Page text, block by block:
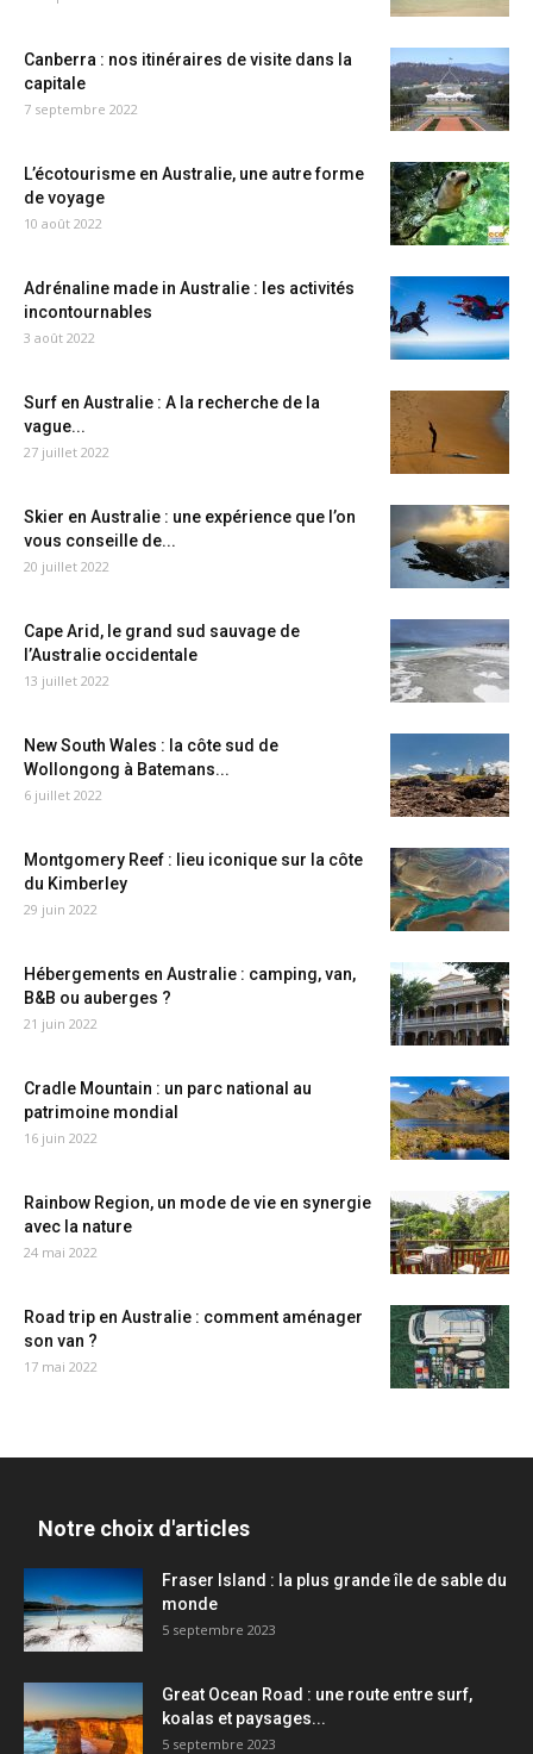
Canberra : nos itinéraires de visite dans la
capitale
7 septembre 2022
L’écotourisme en Australie, une autre forme
de voyage
10 août 2022
Adrénaline made in Australie : les activités
incontournables
3 août 2022
Surf en Australie : A la recherche de la
vague...
27 juillet 2022
Skier en Australie : une expérience que l’on
vous conseille de...
20 juillet 2022
Cape Arid, le grand sud sauvage de
l’Australie occidentale
13 juillet 2022
New South Wales : la côte sud de
Wollongong à Batemans...
6 juillet 2022
Montgomery Reef : lieu iconique sur la côte
du Kimberley
29 juin 2022
Hébergements en Australie : camping, van,
B&B ou auberges ?
21 juin 2022
Cradle Mountain : un parc national au
patrimoine mondial
16 juin 2022
Rainbow Region, un mode de vie en synergie
avec la nature
24 mai 2022
Road trip en Australie : comment aménager
son van ?
17 mai 2022
Notre choix d'articles
Fraser Island : la plus grande île de sable du
monde
5 septembre 2023
Great Ocean Road : une route entre surf,
koalas et paysages...
5 septembre 2023